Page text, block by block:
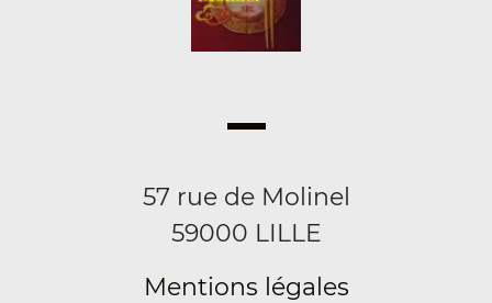
57 rue de Molinel
59000 LILLE
Mentions légales